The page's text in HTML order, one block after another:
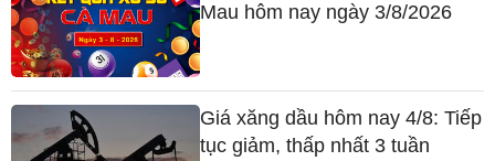
Mau hôm nay ngày 3/8/2026
Giá xăng dầu hôm nay 4/8: Tiếp
tục giảm, thấp nhất 3 tuần